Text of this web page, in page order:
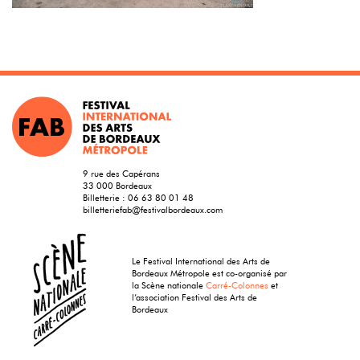
9 rue des Capérans
33 000 Bordeaux
Billetterie : 06 63 80 01 48
billetteriefab@festivalbordeaux.com
Le Festival International des Arts de
Bordeaux Métropole est co-organisé par
la Scène nationaleCarré-Colonnes et
l’association Festival des Arts de
Bordeaux